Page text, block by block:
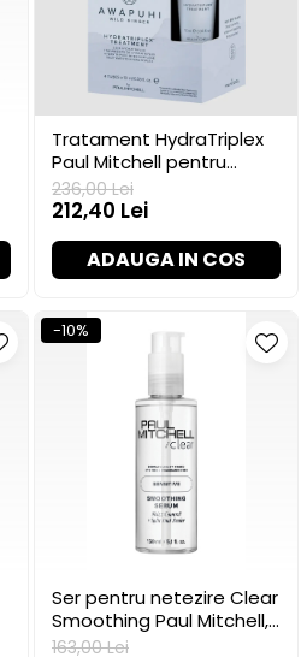
Tratament HydraTriplex
Paul Mitchell pentru
hidratare, 4 x 10 ml
236,00 Lei
212,40 Lei
ADAUGA IN COS
-10%
Ser pentru netezire Clear
Smoothing Paul Mitchell,
150 ml
163,00 Lei